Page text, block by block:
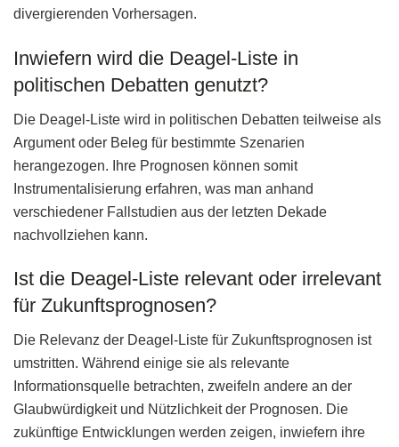
divergierenden Vorhersagen.
Inwiefern wird die Deagel-Liste in
politischen Debatten genutzt?
Die Deagel-Liste wird in politischen Debatten teilweise als
Argument oder Beleg für bestimmte Szenarien
herangezogen. Ihre Prognosen können somit
Instrumentalisierung erfahren, was man anhand
verschiedener Fallstudien aus der letzten Dekade
nachvollziehen kann.
Ist die Deagel-Liste relevant oder irrelevant
für Zukunftsprognosen?
Die Relevanz der Deagel-Liste für Zukunftsprognosen ist
umstritten. Während einige sie als relevante
Informationsquelle betrachten, zweifeln andere an der
Glaubwürdigkeit und Nützlichkeit der Prognosen. Die
zukünftige Entwicklungen werden zeigen, inwiefern ihre